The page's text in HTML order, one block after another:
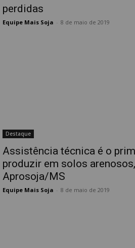
perdidas
Equipe Mais Soja 8 de maio de 2019
Destaque
Assistência técnica é o
produzir em solos
Aprosoja/MS
Equipe Mais Soja 8 de maio de 2019